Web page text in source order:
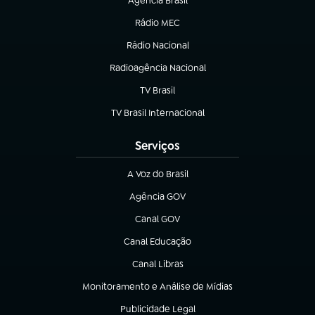
(abre em nova aba)
Rádio MEC
(abre em nova aba)
Rádio Nacional
Radioagência Nacional
(abre em nova aba)
TV Brasil
(abre em nova aba)
TV Brasil Internacional
(abre em nova aba)
Serviços
A Voz do Brasil
(abre em nova aba)
Agência GOV
(abre em nova aba)
Canal GOV
(abre em nova aba)
Canal Educação
(abre em nova aba)
Canal Libras
(abre em nova aba)
Monitoramento e Análise de Mídias
(abre em nova aba)
Publicidade Legal